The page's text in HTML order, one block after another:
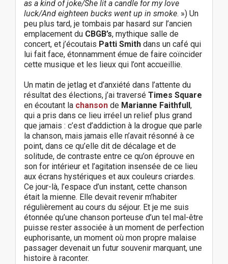
as a kind of joke/She lit a candle for my love
luck/And eighteen bucks went up in smoke. ») Un
peu plus tard, je tombais par hasard sur l’ancien
emplacement du CBGB’s, mythique salle de
concert, et j’écoutais Patti Smith dans un café qui
lui fait face, étonnamment émue de faire coïncider
cette musique et les lieux qui l’ont accueillie.
Un matin de jetlag et d’anxiété dans l’attente du
résultat des élections, j’ai traversé Times Square
en écoutant la chanson de Marianne Faithfull,
qui a pris dans ce lieu irréel un relief plus grand
que jamais : c’est d’addiction à la drogue que parle
la chanson, mais jamais elle n’avait résonné à ce
point, dans ce qu’elle dit de décalage et de
solitude, de contraste entre ce qu’on éprouve en
son for intérieur et l’agitation insensée de ce lieu
aux écrans hystériques et aux couleurs criardes.
Ce jour-là, l’espace d’un instant, cette chanson
était la mienne. Elle devait revenir m’habiter
régulièrement au cours du séjour. Et je me suis
étonnée qu’une chanson porteuse d’un tel mal-être
puisse rester associée à un moment de perfection
euphorisante, un moment où mon propre malaise
passager devenait un futur souvenir marquant, une
histoire à raconter.